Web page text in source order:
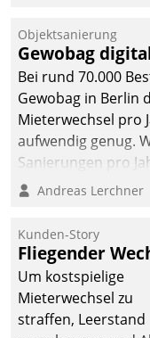
Objektsanierung
Gewobag
Bei rund 70.000
Gewobag in Berlin
Mieterwechsel pro
aufwendig genug.
Sanierungen pro
Betreuungs- und
kommunale
gemeinsam mit
Teilprozess der
Andreas Lerchner
Kunden-Story
Fliegender
Um kostspielige
Mieterwechsel zu
straffen, Leerstand